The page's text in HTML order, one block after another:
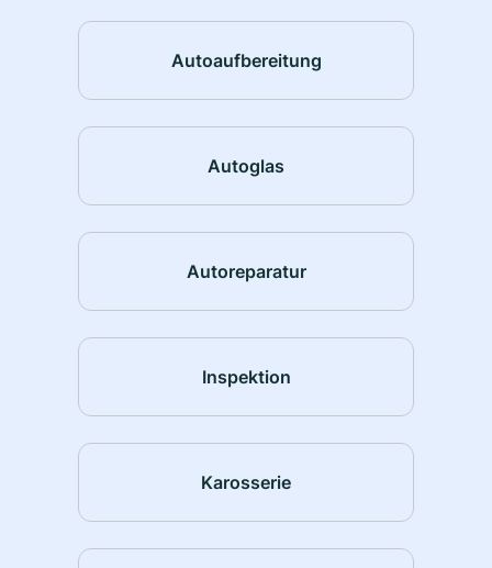
Autoaufbereitung
Autoglas
Autoreparatur
Inspektion
Karosserie